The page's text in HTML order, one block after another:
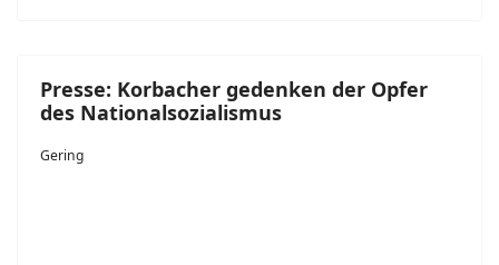
Presse: Korbacher gedenken der Opfer
des Nationalsozialismus
Gering